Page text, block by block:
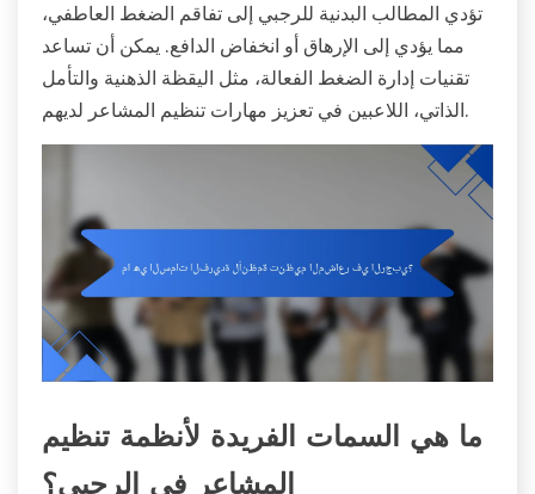
تؤدي المطالب البدنية للرجبي إلى تفاقم الضغط العاطفي،
مما يؤدي إلى الإرهاق أو انخفاض الدافع. يمكن أن تساعد
تقنيات إدارة الضغط الفعالة، مثل اليقظة الذهنية والتأمل
الذاتي، اللاعبين في تعزيز مهارات تنظيم المشاعر لديهم.
ما هي السمات الفريدة لأنظمة تنظيم
المشاعر في الرجبي؟